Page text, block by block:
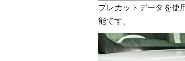
プレカットデータを使
能です。